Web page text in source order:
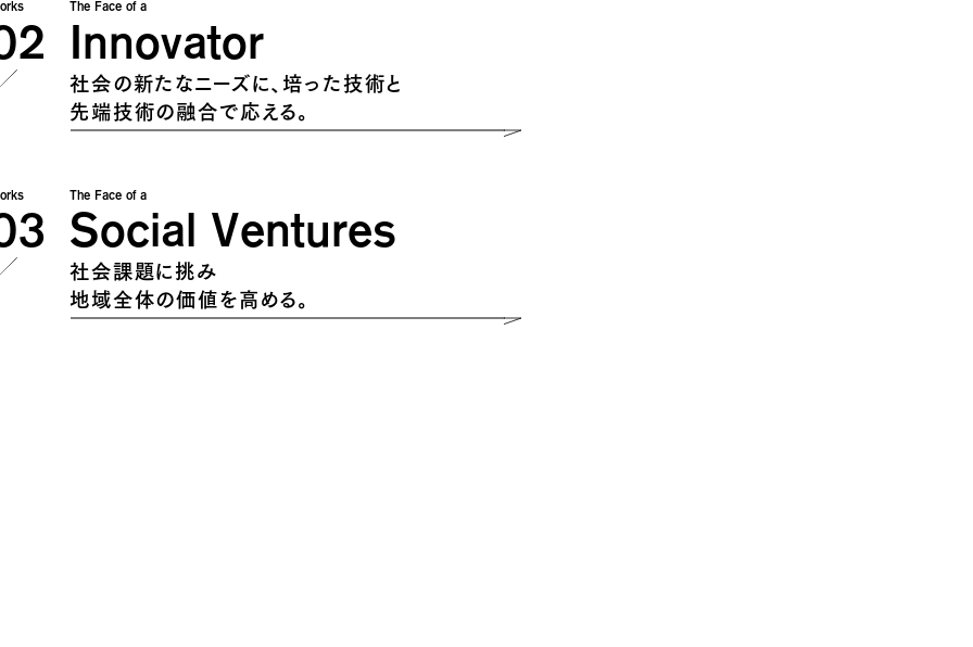
社会の新たなニーズに、培った技術と
先端技術の融合で応える。
The Face of a
Innovator
社会課題に挑み
地域全体の価値を高める。
The Face of a
Social Ventures